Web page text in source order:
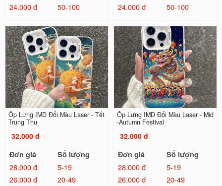
24.000 đ
50-100
24.000 đ
50-100
Ốp Lưng IMD Đổi Màu Laser - Tết
Trung Thu
32.000 đ
Đơn giá
Số lượng
28.000 đ
5-19
26.000 đ
20-49
Ốp Lưng IMD Đổi Màu Laser - Mid
-Autumn Festival
32.000 đ
Đơn giá
Số lượng
28.000 đ
5-19
26.000 đ
20-49